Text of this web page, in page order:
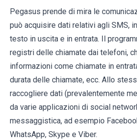
Pegasus prende di mira le
può acquisire dati relativi agli SMS,
testo in uscita e in entrata. Il
registri delle chiamate dai telefoni,
informazioni come chiamate in
durata delle chiamate, ecc. Allo
raccogliere dati (prevalentemente
da varie applicazioni di social
messaggistica, ad esempio
WhatsApp, Skype e Viber.